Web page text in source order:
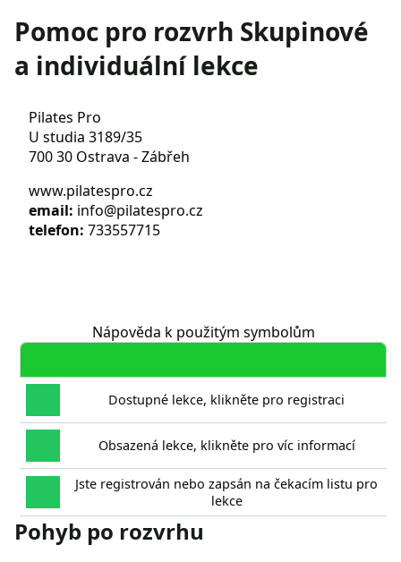
Pomoc pro rozvrh Skupinové
a individuální lekce
Pilates Pro
U studia 3189/35
700 30 Ostrava - Zábřeh
www.pilatespro.cz
email: info@pilatespro.cz
telefon: 733557715
Nápověda k použitým symbolům
Dostupné lekce, klikněte pro registraci
Obsazená lekce, klikněte pro víc informací
Jste registrován nebo zapsán na čekacím listu pro
lekce
Pohyb po rozvrhu